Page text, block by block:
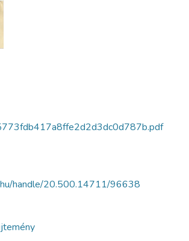
handle/20.500.14711/96638